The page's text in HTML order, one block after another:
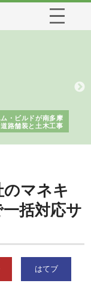
・ビルドが南多摩
路舗装と土木工事
マネキ
括対応サ
はてブ